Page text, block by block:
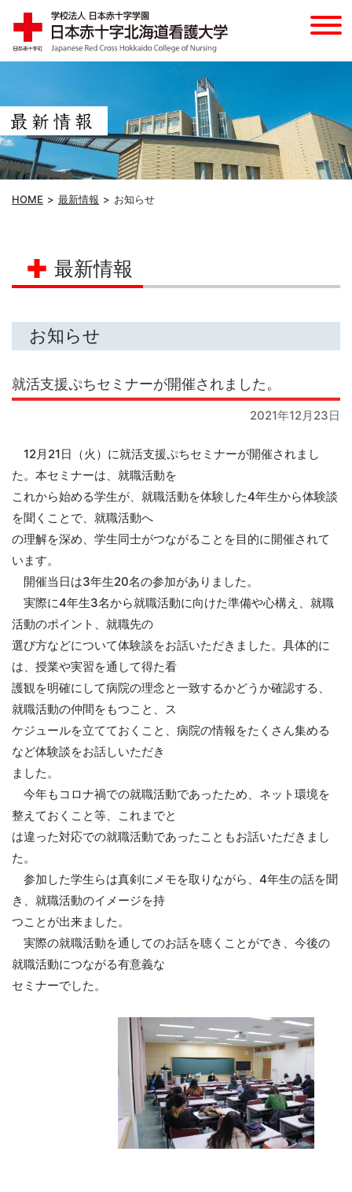
HOME 最新情報 お知らせ
最新情報
お知らせ
就活支援ぷちセミナーが開催されました。
2021年12月23日
12月21日（火）に就活支援ぷちセミナーが開催されまし
た。本セミナーは、就職活動を
これから始める学生が、就職活動を体験した4年生から体験談
を聞くことで、就職活動へ
の理解を深め、学生同士がつながることを目的に開催されて
います。
開催当日は3年生20名の参加がありました。
実際に4年生3名から就職活動に向けた準備や心構え、就職
活動のポイント、就職先の
選び方などについて体験談をお話いただきました。具体的に
は、授業や実習を通して得た看
護観を明確にして病院の理念と一致するかどうか確認する、
就職活動の仲間をもつこと、ス
ケジュールを立てておくこと、病院の情報をたくさん集める
など体験談をお話しいただき
ました。
今年もコロナ禍での就職活動であったため、ネット環境を
整えておくこと等、これまでと
は違った対応での就職活動であったこともお話いただきまし
た。
参加した学生らは真剣にメモを取りながら、4年生の話を聞
き、就職活動のイメージを持
つことが出来ました。
実際の就職活動を通してのお話を聴くことができ、今後の
就職活動につながる有意義な
セミナーでした。